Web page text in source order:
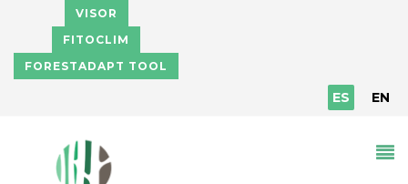
Pasar al contenido principal
VISOR
FITOCLIM
FORESTADAPT TOOL
ES EN